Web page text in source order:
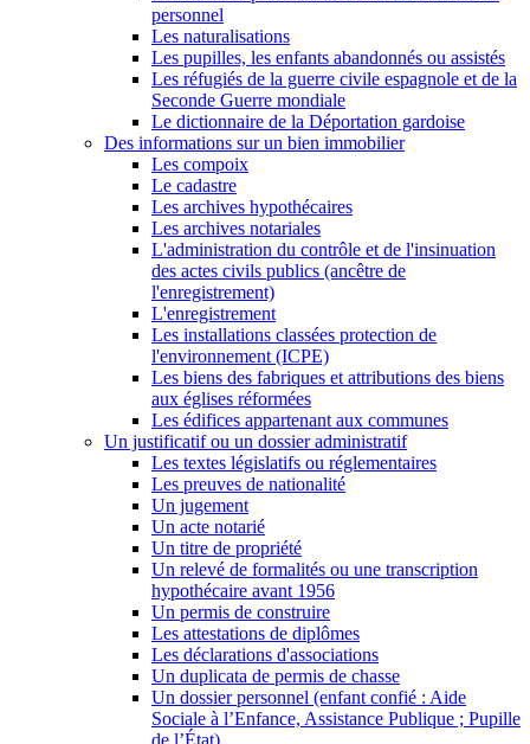
personnel
Les naturalisations
Les pupilles, les enfants abandonnés ou assistés
Les réfugiés de la guerre civile espagnole et de la
Seconde Guerre mondiale
Le dictionnaire de la Déportation gardoise
Des informations sur un bien immobilier
Les compoix
Le cadastre
Les archives hypothécaires
Les archives notariales
L'administration du contrôle et de l'insinuation
des actes civils publics (ancêtre de
l'enregistrement)
L'enregistrement
Les installations classées protection de
l'environnement (ICPE)
Les biens des fabriques et attributions des biens
aux églises réformées
Les édifices appartenant aux communes
Un justificatif ou un dossier administratif
Les textes législatifs ou réglementaires
Les preuves de nationalité
Un jugement
Un acte notarié
Un titre de propriété
Un relevé de formalités ou une transcription
hypothécaire avant 1956
Un permis de construire
Les attestations de diplômes
Les déclarations d'associations
Un duplicata de permis de chasse
Un dossier personnel (enfant confié : Aide
Sociale à l’Enfance, Assistance Publique ; Pupille
de l’État)